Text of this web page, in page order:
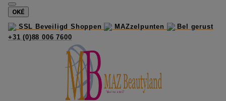
OKÉ
SSL Beveiligd Shoppen
MAZzelpunten
Bel gerust
+31 (0)88 006 7600